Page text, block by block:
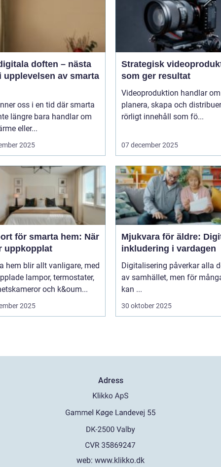
doften – nästa
upplevelsen av smarta
oss i en tid där smarta
längre bara handlar om
eller...
2025
Strategisk
som ger resultat
Videoproduktion handlar
planera, skapa och
rörligt innehåll som fö...
07 december 2025
för smarta hem: När
uppkopplat
hem blir allt vanligare, med
lampor, termostater,
och k&oum...
2025
Mjukvara för äldre:
inkludering i vardagen
Digitalisering påverkar alla
av samhället, men för
kan ...
30 oktober 2025
Adress
web: www.klikko.dk